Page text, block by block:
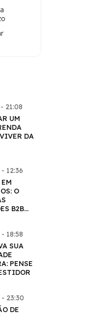
21:08
UM
DA
12:36
O
B2B
18:58
SUA
PENSE
23:30
DE